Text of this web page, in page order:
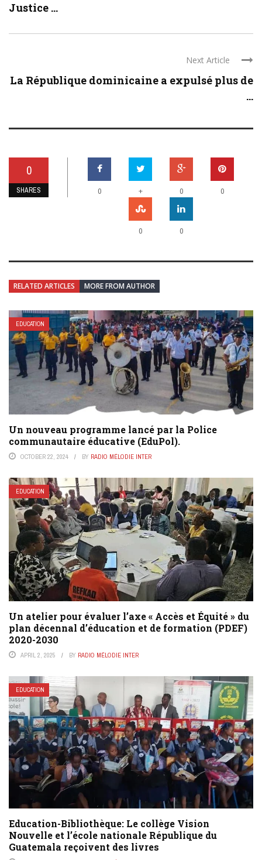
Justice ...
Next Article
La République dominicaine a expulsé plus de
...
0
SHARES 0 + 0 0
0 0
RELATED ARTICLES MORE FROM AUTHOR
EDUCATION
Un nouveau programme lancé par la Police
communautaire éducative (EduPol).
OCTOBER 22, 2024 BY RADIO MÉLODIE INTER
EDUCATION
Un atelier pour évaluer l’axe « Accès et Équité » du
plan décennal d’éducation et de formation (PDEF)
2020-2030
APRIL 2, 2025 BY RADIO MÉLODIE INTER
EDUCATION
Education-Bibliothèque: Le collège Vision
Nouvelle et l’école nationale République du
Guatemala reçoivent des livres